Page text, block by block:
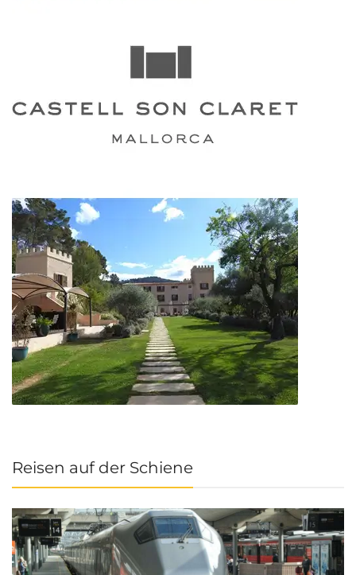
Reisen auf der Schiene